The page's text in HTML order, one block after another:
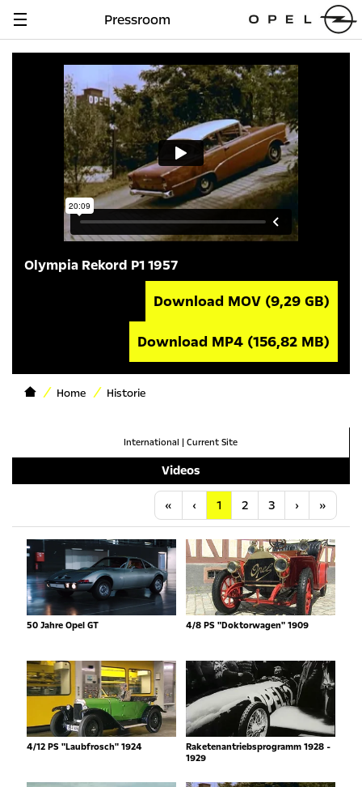
Navigation
Pressroom
Olympia Rekord P1 1957
Download MOV (9,29 GB)
Download MP4 (156,82 MB)
Home Historie
International | Current Site
Videos
« Anfang
‹ Vorherige
1 2 3 ›Nächste
»
50 Jahre Opel GT 4/8 PS "Doktorwagen" 1909
4/12 PS "Laubfrosch" 1924
Raketenantriebsprogramm 1928 -
1929